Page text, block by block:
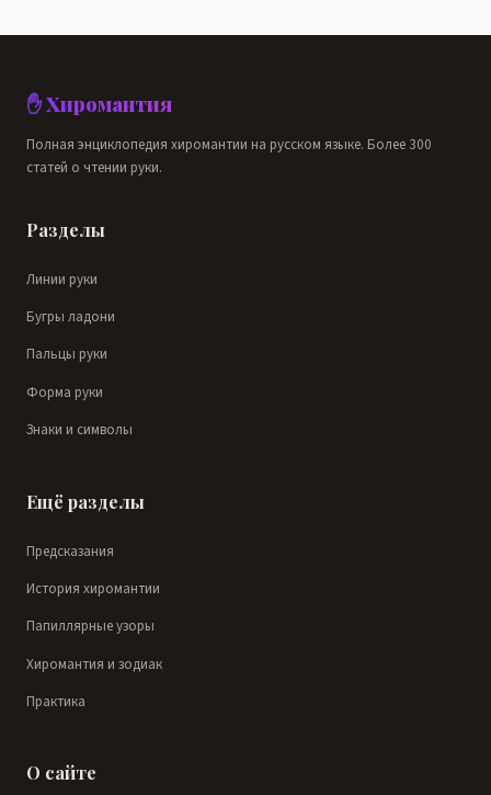
✋ Хиромантия
Полная энциклопедия хиромантии на русском языке. Более 300
статей о чтении руки.
Разделы
Линии руки
Бугры ладони
Пальцы руки
Форма руки
Знаки и символы
Ещё разделы
Предсказания
История хиромантии
Папиллярные узоры
Хиромантия и зодиак
Практика
О сайте